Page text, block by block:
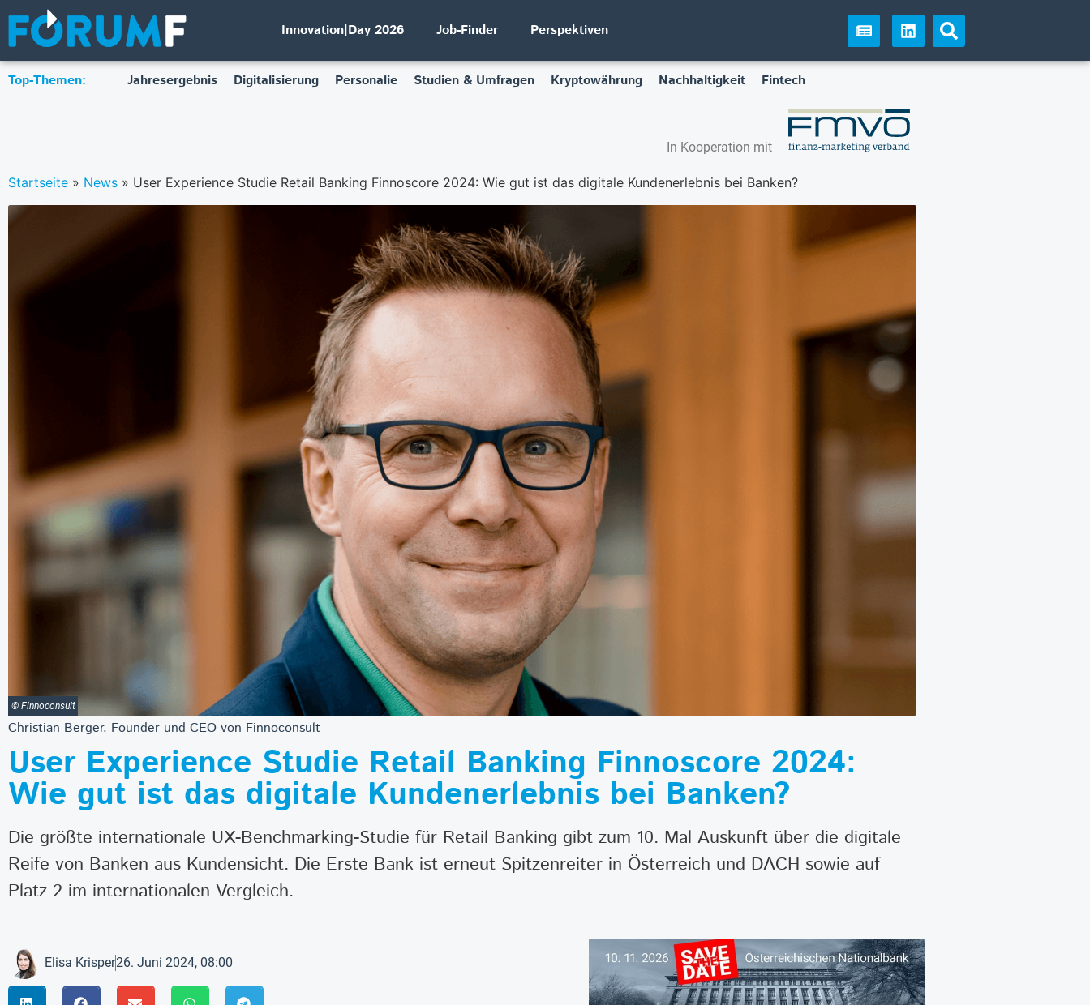
Innovation|Day 2026 Job-Finder Perspektiven
Top-Themen: Jahresergebnis Digitalisierung Personalie Studien & Umfragen Kryptowährung Nachhaltigkeit Fintech
In Kooperation mit
Startseite » News » User Experience Studie Retail Banking Finnoscore 2024: Wie gut ist das digitale Kundenerlebnis bei Banken?
© Finnoconsult
Christian Berger, Founder und CEO von Finnoconsult
User Experience Studie Retail Banking Finnoscore 2024:
Wie gut ist das digitale Kundenerlebnis bei Banken?
Die größte internationale UX-Benchmarking-Studie für Retail Banking gibt zum 10. Mal Auskunft über die digitale
Reife von Banken aus Kundensicht. Die Erste Bank ist erneut Spitzenreiter in Österreich und DACH sowie auf
Platz 2 im internationalen Vergleich.
Elisa Krisper26. Juni 2024, 08:00